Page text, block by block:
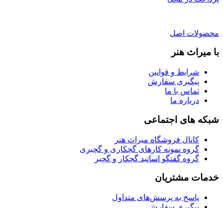
محصولات اصل
با میراث هنر
شرایط و قوانین
پیگیری سفارش
تماس با ما
درباره ما
شبکه های اجتماعی
کانال فروشگاه میراث هنر
گروه نمونه کارهای گچکاری و گچبری
گروه گفتگو اساتید گچکار و گچبر
خدمات مشتریان
پاسخ به پرسش‌های متداول